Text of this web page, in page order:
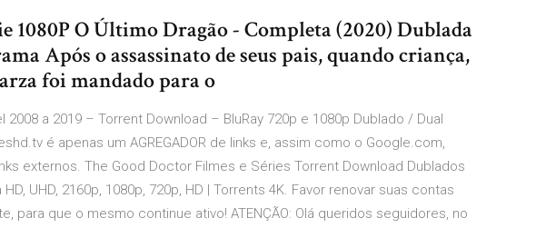
1080P O Último Dragão - Completa (2020) Dublada
Após o assassinato de seus pais, quando criança,
foi mandado para o
2008 a 2019 – Torrent Download – BluRay 720p e 1080p Dublado / Dual
é apenas um AGREGADOR de links e, assim como o Google.com,
externos. The Good Doctor Filmes e Séries Torrent Download Dublados
UHD, 2160p, 1080p, 720p, HD | Torrents 4K. Favor renovar suas contas
para que o mesmo continue ativo! ATENÇÃO: Olá queridos seguidores, no